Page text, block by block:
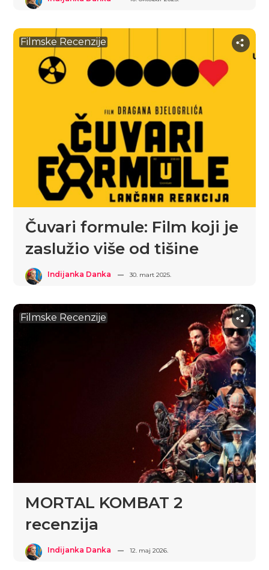
Filmske Recenzije
Čuvari formule: Film koji je
zaslužio više od tišine
Indijanka Danka 30. mart 2025.
Filmske Recenzije
MORTAL KOMBAT 2
recenzija
Indijanka Danka 12. maj 2026.